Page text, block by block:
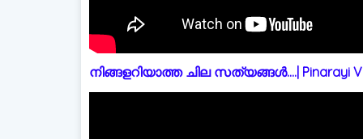
നിങ്ങളറിയാത്ത ചില സത്യങ്ങൾ....| Pinarayi